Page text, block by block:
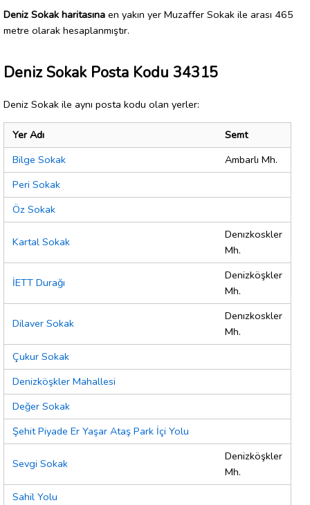
Deniz Sokak haritasına en yakın yer Muzaffer Sokak ile arası 465
metre olarak hesaplanmıştır.
Deniz Sokak Posta Kodu 34315
Deniz Sokak ile aynı posta kodu olan yerler:
Yer Adı
Semt
Bilge Sokak
Ambarlı Mh.
Peri Sokak
Öz Sokak
Kartal Sokak
Denızkoskler
Mh.
İETT Durağı
Denizköşkler
Mh.
Dilaver Sokak
Denızkoskler
Mh.
Çukur Sokak
Denizköşkler Mahallesi
Değer Sokak
Şehit Piyade Er Yaşar Ataş Park İçi Yolu
Sevgi Sokak
Denizköşkler
Mh.
Sahil Yolu